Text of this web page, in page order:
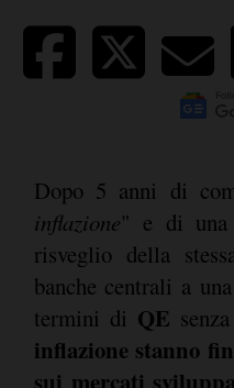
Dopo 5 anni di
inflazione" e di una
risveglio della
banche centrali a
termini di QE
inflazione stanno
sui mercati